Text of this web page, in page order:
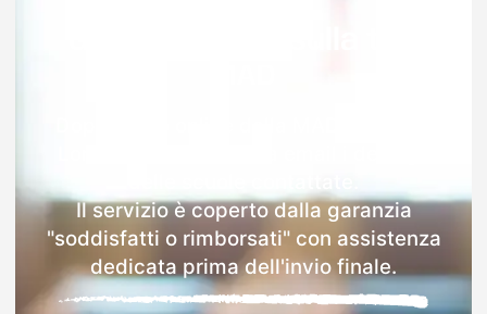
Il servizio è coperto dalla garanzia
"soddisfatti o rimborsati" con assistenza
dedicata prima dell'invio finale.